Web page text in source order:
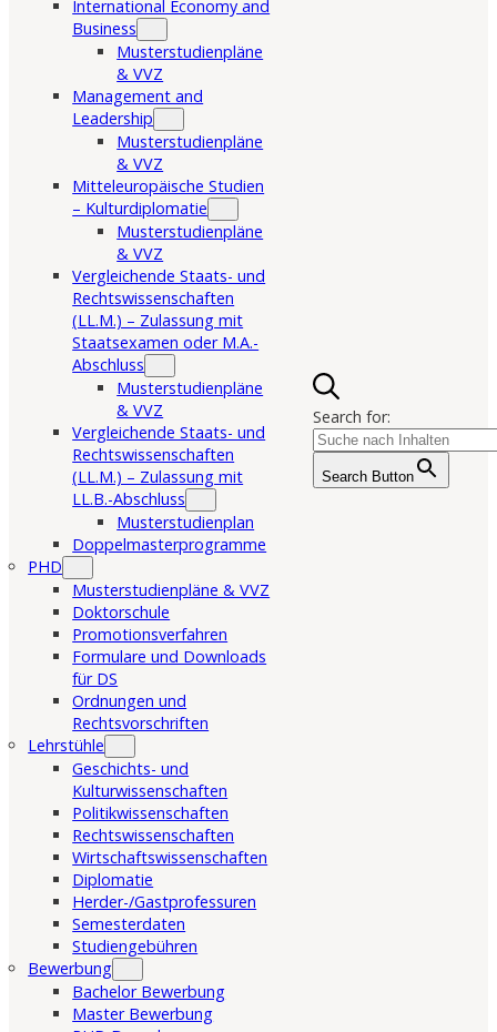
International Economy and
Business
Musterstudienpläne
& VVZ
Management and
Leadership
Musterstudienpläne
& VVZ
Mitteleuropäische Studien
– Kulturdiplomatie
Musterstudienpläne
& VVZ
Vergleichende Staats- und
Rechtswissenschaften
(LL.M.) – Zulassung mit
Staatsexamen oder M.A.-
Abschluss
Musterstudienpläne
& VVZ
Vergleichende Staats- und
Rechtswissenschaften
(LL.M.) – Zulassung mit
LL.B.-Abschluss
Musterstudienplan
Doppelmasterprogramme
PHD
Musterstudienpläne & VVZ
Doktorschule
Promotionsverfahren
Formulare und Downloads
für DS
Ordnungen und
Rechtsvorschriften
Lehrstühle
Geschichts- und
Kulturwissenschaften
Politikwissenschaften
Rechtswissenschaften
Wirtschaftswissenschaften
Diplomatie
Herder-/Gastprofessuren
Semesterdaten
Studiengebühren
Bewerbung
Bachelor Bewerbung
Master Bewerbung
Search for:
Search Button